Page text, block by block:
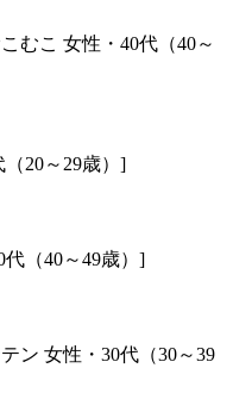
むこ 女性・40代（40～
20～29歳）]
（40～49歳）]
ン 女性・30代（30～39